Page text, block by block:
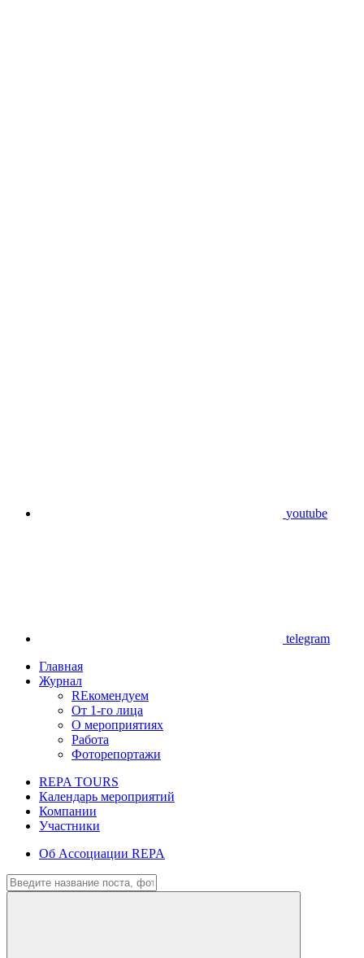
youtube
telegram
Главная
Журнал
REкомендуем
От 1-го лица
О мероприятиях
Работа
Фоторепортажи
REPA TOURS
Календарь мероприятий
Компании
Участники
Об Ассоциации REPA